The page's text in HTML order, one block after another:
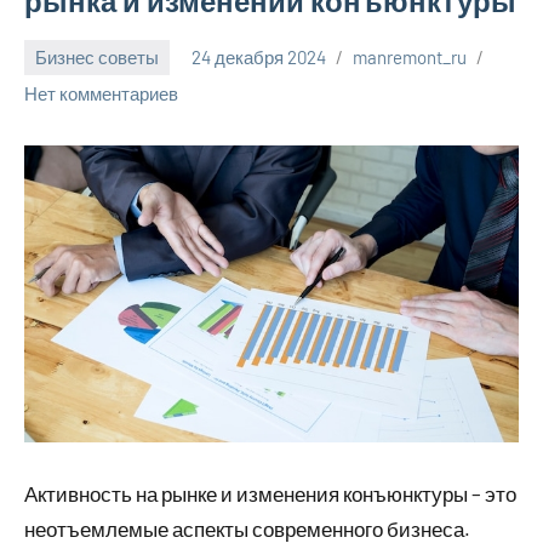
Бизнес советы 24 декабря 2024
manremont_ru
Нет комментариев
Активность на рынке и изменения конъюнктуры – это
неотъемлемые аспекты современного бизнеса.